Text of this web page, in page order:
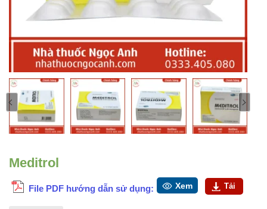
Meditrol
File PDF hướng dẫn sử dụng: Xem Tải